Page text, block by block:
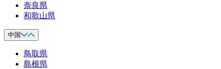
奈良県
和歌山県
中国
鳥取県
島根県